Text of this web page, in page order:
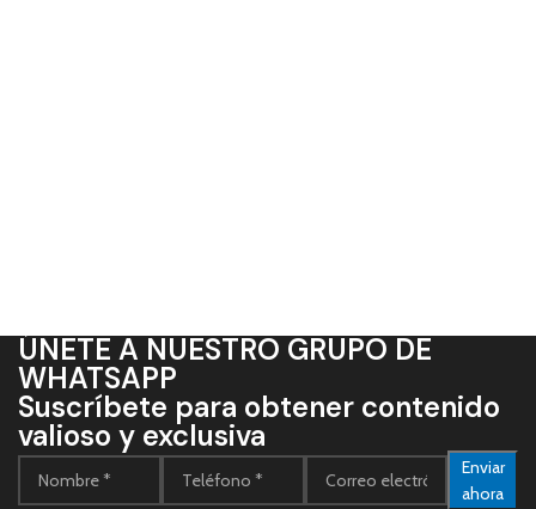
ÚNETE A NUESTRO GRUPO DE
WHATSAPP
Suscríbete para obtener contenido
valioso y exclusiva
Enviar
ahora